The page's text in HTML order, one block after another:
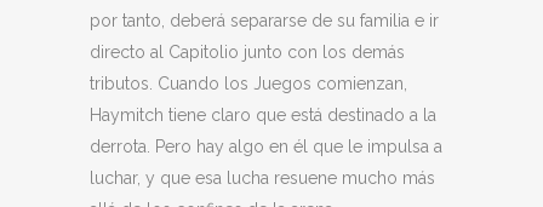
por tanto, deberá separarse de su familia e ir
directo al Capitolio junto con los demás
tributos. Cuando los Juegos comienzan,
Haymitch tiene claro que está destinado a la
derrota. Pero hay algo en él que le impulsa a
luchar, y que esa lucha resuene mucho más